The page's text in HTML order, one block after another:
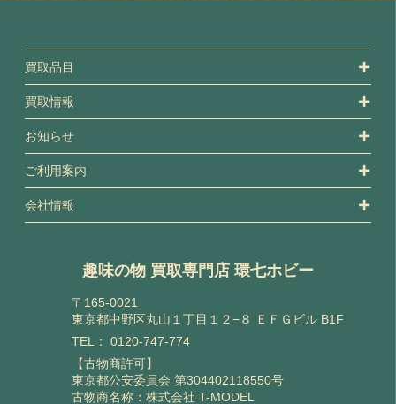
買取品目
買取情報
お知らせ
ご利用案内
会社情報
趣味の物 買取専門店 環七ホビー
〒165-0021
東京都中野区丸山１丁目１２−８ ＥＦＧビル B1F
TEL： 0120-747-774
【古物商許可】
東京都公安委員会 第304402118550号
古物商名称：株式会社 T-MODEL